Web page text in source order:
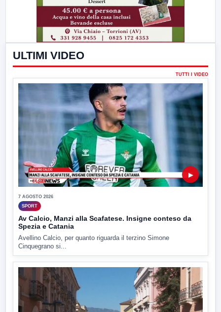
ULTIMI VIDEO
TUTTI I VIDEO
▶
7 AGOSTO 2026
SPORT
Av Calcio, Manzi alla Scafatese. Insigne conteso da
Spezia e Catania
Avellino Calcio, per quanto riguarda il terzino Simone
Cinquegrano si...